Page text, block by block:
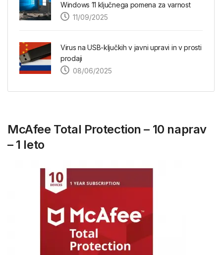
Windows 11 ključnega pomena za varnost
11/09/2025
Virus na USB-ključkih v javni upravi in v prosti
prodaji
08/06/2025
McAfee Total Protection – 10 naprav
– 1 leto